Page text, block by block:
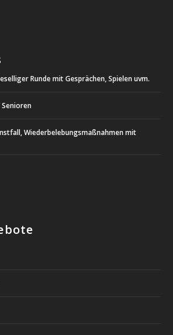
Runde mit Gesprächen, Spielen uvm.
Wiederbelebungsmaßnahmen mit